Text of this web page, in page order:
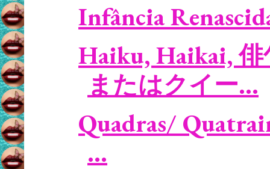
Infância
Haiku, Haikai,
またはクイー...
Quadras/
...